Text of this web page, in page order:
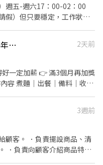
週五-週六17：00-02：00
假）但只要穩定，工作狀況
較高） 🔥每季提供各項激勵
找到志同道合夥伴，很辛苦
吃苦耐勞者💥 🌟打烊將食材
✨煩請開啟通知避免訊息沒
👍 小吃店餐廚人員（可排班、每年調薪）
2天前
：10:30～
3週前
顧客。 ．負責擺設商品、清
．負責向顧客介紹商品特